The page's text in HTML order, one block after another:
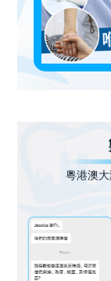
粵港澳